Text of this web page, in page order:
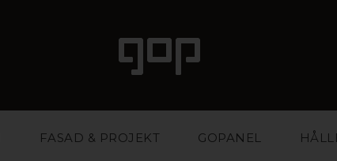
FASAD & PROJEKT GOPANEL